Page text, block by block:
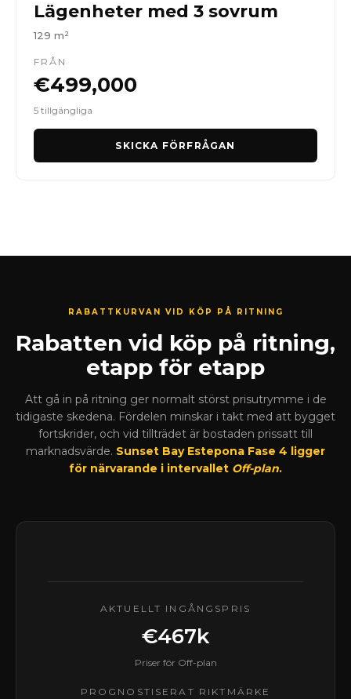
Lägenheter med 3 sovrum
129 m²
FRÅN
€499,000
5 tillgängliga
SKICKA FÖRFRÅGAN
RABATTKURVAN VID KÖP PÅ RITNING
Rabatten vid köp på ritning,
etapp för etapp
Att gå in på ritning ger normalt störst prisutrymme i de
tidigaste skedena. Fördelen minskar i takt med att bygget
fortskrider, och vid tillträdet är bostaden prissatt till
marknadsvärde. Sunset Bay Estepona Fase 4 ligger
för närvarande i intervallet Off-plan.
AKTUELLT INGÅNGSPRIS
€467k
Priser för Off-plan
PROGNOSTISERAT RIKTMÄRKE